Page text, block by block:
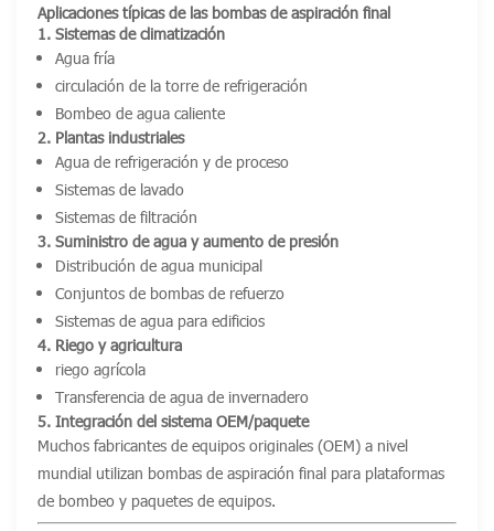
Aplicaciones típicas de las bombas de aspiración final
1. Sistemas de climatización
Agua fría
circulación de la torre de refrigeración
Bombeo de agua caliente
2. Plantas industriales
Agua de refrigeración y de proceso
Sistemas de lavado
Sistemas de filtración
3. Suministro de agua y aumento de presión
Distribución de agua municipal
Conjuntos de bombas de refuerzo
Sistemas de agua para edificios
4. Riego y agricultura
riego agrícola
Transferencia de agua de invernadero
5. Integración del sistema OEM/paquete
Muchos fabricantes de equipos originales (OEM) a nivel
mundial utilizan bombas de aspiración final para plataformas
de bombeo y paquetes de equipos.